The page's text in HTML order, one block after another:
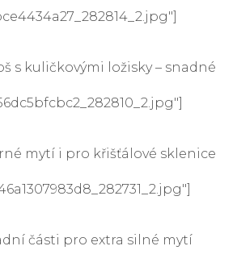
s kuličkovými ložisky – snadné
mytí i pro křišťálové sklenice
části pro extra silné mytí